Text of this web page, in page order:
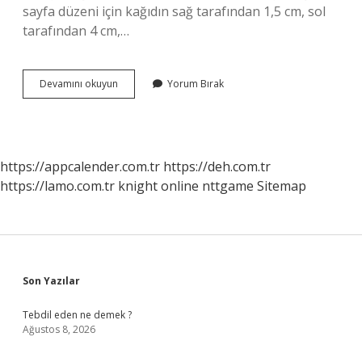
sayfa düzeni için kağıdın sağ tarafından 1,5 cm, sol
tarafından 4 cm,…
Devamını okuyun Kompozisyon
Yazmak
Yorum Bırak
https://appcalender.com.tr https://deh.com.tr
https://lamo.com.tr knight online nttgame Sitemap
Sidebar
Son Yazılar
Tebdil eden ne demek ?
Ağustos 8, 2026